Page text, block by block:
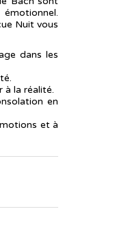
Nuit vous
dans les
à la réalité.
en
et à